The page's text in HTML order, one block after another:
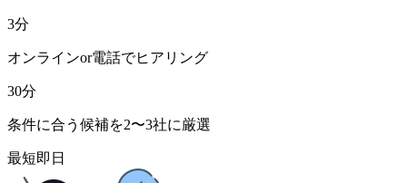
3分
オンラインor電話でヒアリング
30分
条件に合う候補を2〜3社に厳選
最短即日